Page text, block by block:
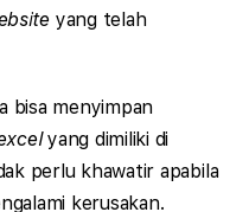
yang telah
bisa menyimpan
yang dimiliki di
perlu khawatir apabila
kerusakan.